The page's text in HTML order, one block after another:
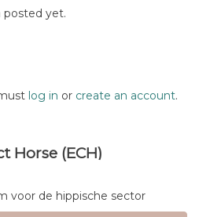
posted yet.
log in or create an account.
Horse (ECH)
voor de hippische sector